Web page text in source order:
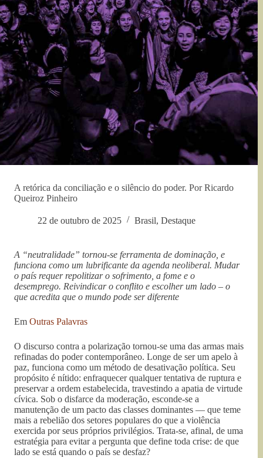
A retórica da conciliação e o silêncio do poder. Por Ricardo
Queiroz Pinheiro
22 de outubro de 2025 Brasil, Destaque
A “neutralidade” tornou-se ferramenta de dominação, e
funciona como um lubrificante da agenda neoliberal. Mudar
o país requer repolitizar o sofrimento, a fome e o
desemprego. Reivindicar o conflito e escolher um lado – o
que acredita que o mundo pode ser diferente
Em Outras Palavras
O discurso contra a polarização tornou-se uma das armas mais
refinadas do poder contemporâneo. Longe de ser um apelo à
paz, funciona como um método de desativação política. Seu
propósito é nítido: enfraquecer qualquer tentativa de ruptura e
preservar a ordem estabelecida, travestindo a apatia de virtude
cívica. Sob o disfarce da moderação, esconde-se a
manutenção de um pacto das classes dominantes — que teme
mais a rebelião dos setores populares do que a violência
exercida por seus próprios privilégios. Trata-se, afinal, de uma
estratégia para evitar a pergunta que define toda crise: de que
lado se está quando o país se desfaz?